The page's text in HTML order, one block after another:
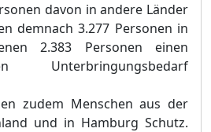
davon in andere Länder
demnach 3.277 Personen in
2.383 Personen einen
Unterbringungsbedarf
zudem Menschen aus der
und in Hamburg Schutz.